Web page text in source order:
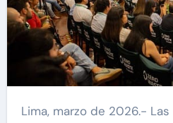
Lima, marzo de 2026.- Las